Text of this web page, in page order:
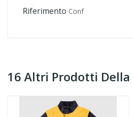
Riferimento Conf
16 Altri Prodotti Della